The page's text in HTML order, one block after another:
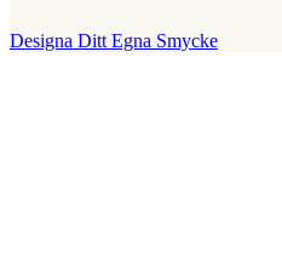
Designa Ditt Egna Smycke